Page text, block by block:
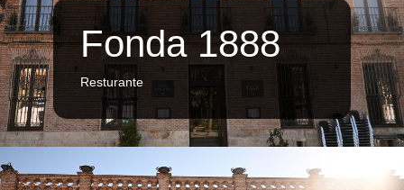
Fonda 1888
Resturante